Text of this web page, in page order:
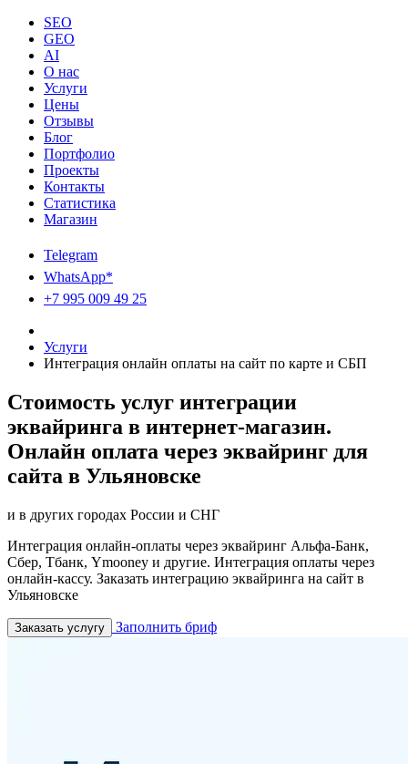
SEO
GEO
AI
О нас
Услуги
Цены
Отзывы
Блог
Портфолио
Проекты
Контакты
Статистика
Магазин
Telegram
WhatsApp*
+7 995 009 49 25
Услуги
Интеграция онлайн оплаты на сайт по карте и СБП
Стоимость услуг интеграции
эквайринга в интернет-магазин.
Онлайн оплата через эквайринг для
сайта в Ульяновске
и в других городах России и СНГ
Интеграция онлайн-оплаты через эквайринг Альфа-Банк,
Сбер, Тбанк, Ymooney и другие. Интеграция оплаты через
онлайн-кассу. Заказать интеграцию эквайринга на сайт в
Ульяновске
Заказать услугу Заполнить бриф